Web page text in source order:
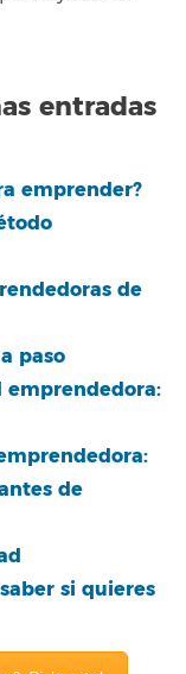
entradas
emprender?
de
paso
emprendedora:
de
si quieres